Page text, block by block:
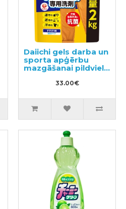
Daiichi gels darba un
sporta apģērbu
mazgāšanai pildviela
33.00€